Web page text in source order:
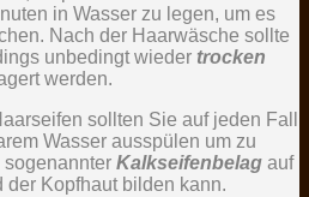
in Wasser zu legen, um es
Nach der Haarwäsche sollte
unbedingt wieder trocken
werden.
sollten Sie auf jeden Fall
Wasser ausspülen um zu
Kalkseifenbelagauf
der Kopfhaut bilden kann.